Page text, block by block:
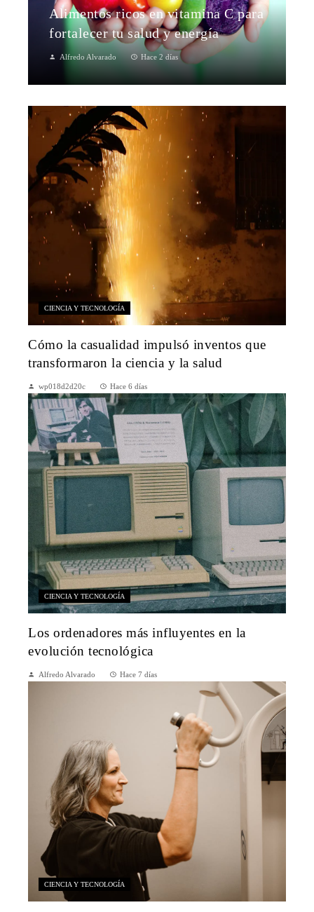
Alimentos ricos en vitamina C para
fortalecer tu salud y energía
Alfredo Alvarado Hace 2 días
CIENCIA Y TECNOLOGÍA
Cómo la casualidad impulsó inventos que
transformaron la ciencia y la salud
wp018d2d20c Hace 6 días
CIENCIA Y TECNOLOGÍA
Los ordenadores más influyentes en la
evolución tecnológica
Alfredo Alvarado Hace 7 días
CIENCIA Y TECNOLOGÍA